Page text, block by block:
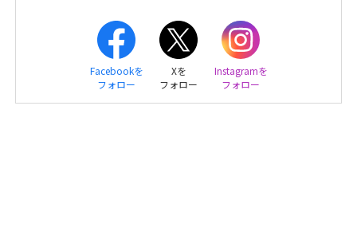
Facebookを
フォロー
Xを
フォロー
Instagramを
フォロー